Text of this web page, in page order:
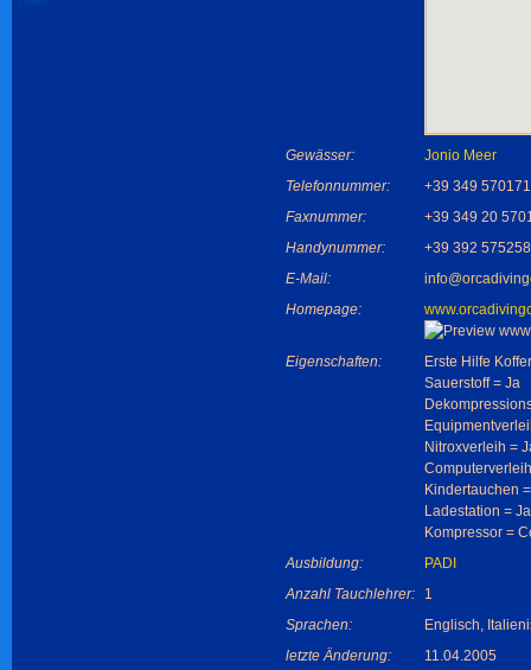
Gewässer:
Jonio Meer
Telefonnummer:
+39 349
Faxnummer:
+39 349 20
Handynummer:
+39 392
E-Mail:
Homepage:
Eigenschaften:
Erste Hilfe
Sauerstoff = Ja
Nitroxverleih =
Kindertauchen
Ladestation = Ja
Kompressor =
Ausbildung:
PADI
Anzahl Tauchlehrer:
1
Sprachen:
Englisch,
letzte Änderung:
11.04.2005